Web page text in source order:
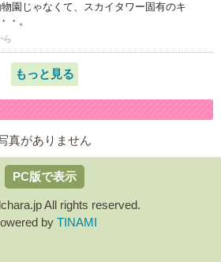
園じゃなくて、スカイタワー固有のキ
・。
ら
もっと見る
真がありません
PC版で表示
All rights reserved.
by TINAMI